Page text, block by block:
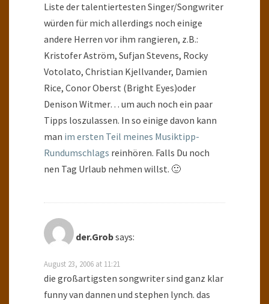
Liste der talentiertesten Singer/Songwriter
würden für mich allerdings noch einige
andere Herren vor ihm rangieren, z.B.:
Kristofer Aström, Sufjan Stevens, Rocky
Votolato, Christian Kjellvander, Damien
Rice, Conor Oberst (Bright Eyes)oder
Denison Witmer… um auch noch ein paar
Tipps loszulassen. In so einige davon kann
man im ersten Teil meines Musiktipp-
Rundumschlags reinhören. Falls Du noch
nen Tag Urlaub nehmen willst. 🙂
der.Grobsays:
August 23, 2006 at 11:21
die großartigsten songwriter sind ganz klar
funny van dannen und stephen lynch. das